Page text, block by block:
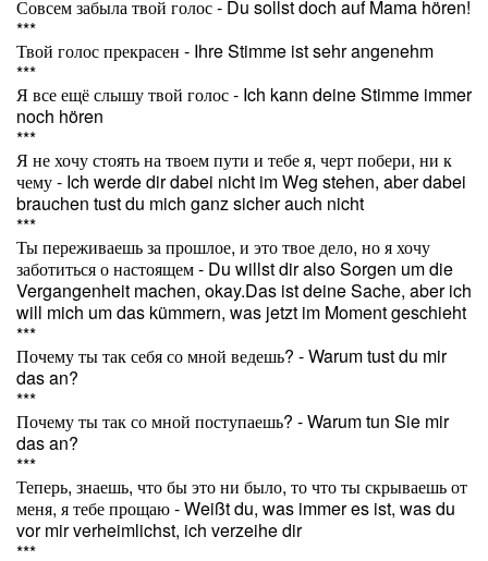
Совсем забыла твой голос - Du sollst doch auf Mama hören!
***
Твой голос прекрасен - Ihre Stimme ist sehr angenehm
***
Я все ещё слышу твой голос - Ich kann deine Stimme immer
noch hören
***
Я не хочу стоять на твоем пути и тебе я, черт побери, ни к
чему - Ich werde dir dabei nicht im Weg stehen, aber dabei
brauchen tust du mich ganz sicher auch nicht
***
Ты переживаешь за прошлое, и это твое дело, но я хочу
заботиться о настоящем - Du willst dir also Sorgen um die
Vergangenheit machen, okay.Das ist deine Sache, aber ich
will mich um das kümmern, was jetzt im Moment geschieht
***
Почему ты так себя со мной ведешь? - Warum tust du mir
das an?
***
Почему ты так со мной поступаешь? - Warum tun Sie mir
das an?
***
Теперь, знаешь, что бы это ни было, то что ты скрываешь от
меня, я тебе прощаю - Weißt du, was immer es ist, was du
vor mir verheimlichst, ich verzeihe dir
***